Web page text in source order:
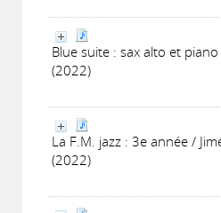
Blue suite : sax alto et
(2022)
La F.M. jazz : 3e année /
(2022)